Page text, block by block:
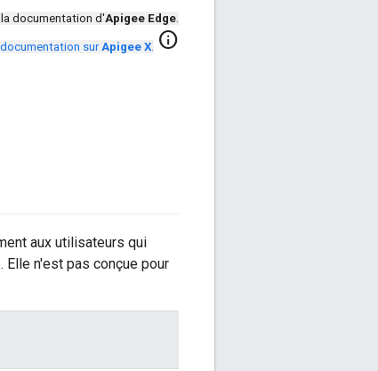
documentation d'Apigee Edge.
surApigee X. info
aux utilisateurs qui
n'est pas conçue pour